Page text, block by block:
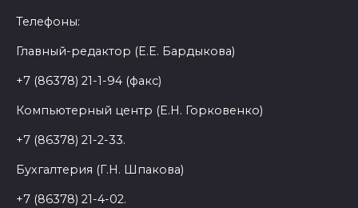
Телефоны:
Главный-редактор (Е.Е. Бардыкова)
+7 (86378) 21-1-94 (факс)
Компьютерный центр (Е.Н. Горковенко)
+7 (86378) 21-2-33.
Бухгалтерия (Г.Н. Шпакова)
+7 (86378) 21-4-02.